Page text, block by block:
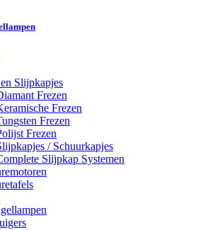
Slijpkapjes
Frezen
Frezen
Frezen
Frezen
/ Schuurkapjes
Slijpkap Systemen